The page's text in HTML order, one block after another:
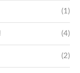
(1)
(4)
(2)